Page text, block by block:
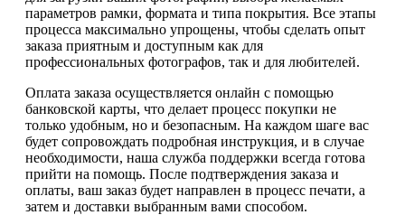
параметров рамки, формата и типа покрытия. Все этапы
процесса максимально упрощены, чтобы сделать опыт
заказа приятным и доступным как для
профессиональных фотографов, так и для любителей.
Оплата заказа осуществляется онлайн с помощью
банковской карты, что делает процесс покупки не
только удобным, но и безопасным. На каждом шаге вас
будет сопровождать подробная инструкция, и в случае
необходимости, наша служба поддержки всегда готова
прийти на помощь. После подтверждения заказа и
оплаты, ваш заказ будет направлен в процесс печати, а
затем и доставки выбранным вами способом.